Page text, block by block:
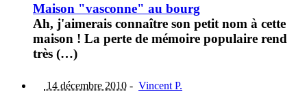
Maison "vasconne" au bourg
Ah, j'aimerais connaître son petit nom à cette
maison ! La perte de mémoire populaire rend
très (…)
14 décembre 2010 - Vincent P.